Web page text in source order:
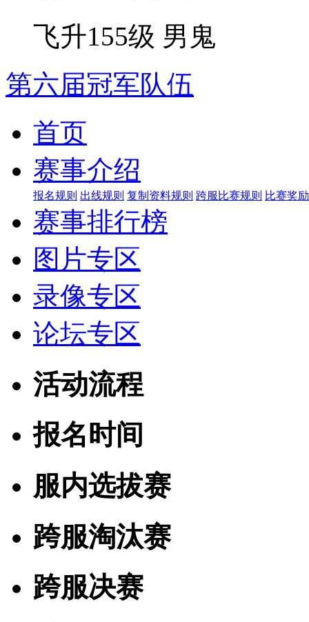
飞升155级 男鬼
第六届冠军队伍
首页
赛事介绍
报名规则 出线规则 复制资料规则 跨服比赛规则 比赛奖励
赛事排行榜
图片专区
录像专区
论坛专区
活动流程
报名时间
服内选拔赛
跨服淘汰赛
跨服决赛